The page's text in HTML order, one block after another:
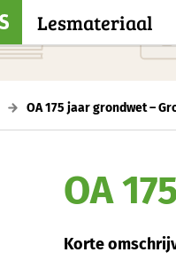
Lesmateriaal
OA 175 jaar grondwet –
OA
Korte